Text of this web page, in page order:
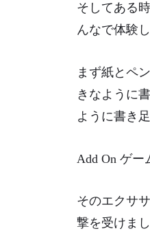
そしてある
んなで体験
まず紙とペ
きなように
ように書き
Add On ゲー
そのエクサ
撃を受けまし